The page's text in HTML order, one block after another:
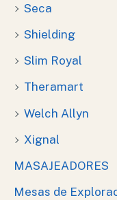
Seca
Shielding
Slim Royal
Theramart
Welch Allyn
Xignal
MASAJEADORES
Mesas de